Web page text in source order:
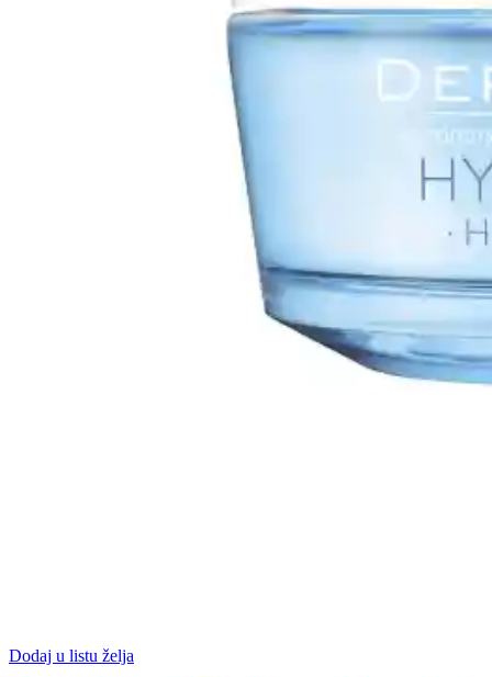
Dodaj u listu želja